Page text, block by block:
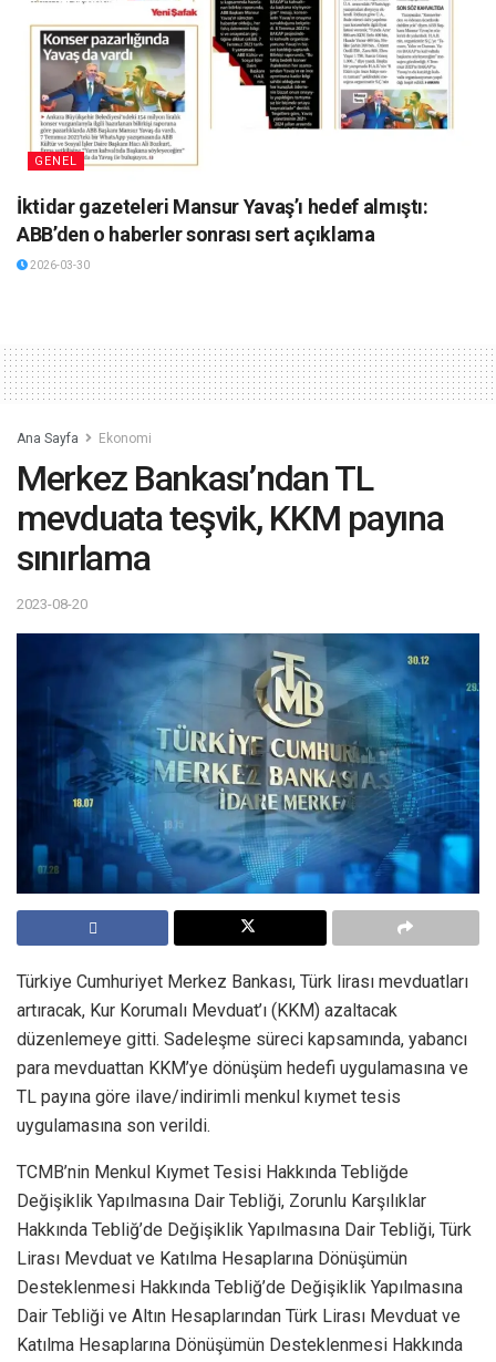
GENEL
İktidar gazeteleri Mansur Yavaş’ı hedef almıştı:
ABB’den o haberler sonrası sert açıklama
2026-03-30
Ana Sayfa Ekonomi
Merkez Bankası’ndan TL
mevduata teşvik, KKM payına
sınırlama
2023-08-20
Türkiye Cumhuriyet Merkez Bankası, Türk lirası mevduatları
artıracak, Kur Korumalı Mevduat’ı (KKM) azaltacak
düzenlemeye gitti. Sadeleşme süreci kapsamında, yabancı
para mevduattan KKM’ye dönüşüm hedefi uygulamasına ve
TL payına göre ilave/indirimli menkul kıymet tesis
uygulamasına son verildi.
TCMB’nin Menkul Kıymet Tesisi Hakkında Tebliğde
Değişiklik Yapılmasına Dair Tebliği, Zorunlu Karşılıklar
Hakkında Tebliğ’de Değişiklik Yapılmasına Dair Tebliği, Türk
Lirası Mevduat ve Katılma Hesaplarına Dönüşümün
Desteklenmesi Hakkında Tebliğ’de Değişiklik Yapılmasına
Dair Tebliği ve Altın Hesaplarından Türk Lirası Mevduat ve
Katılma Hesaplarına Dönüşümün Desteklenmesi Hakkında